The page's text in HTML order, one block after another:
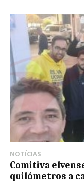
NOTÍCIAS
Comitiva
quilómetros a